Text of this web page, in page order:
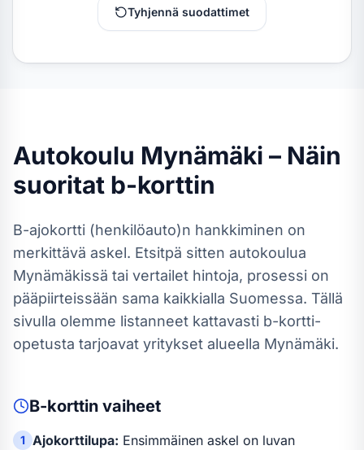
Tyhjennä suodattimet
Autokoulu Mynämäki – Näin
suoritat b-korttin
B-ajokortti (henkilöauto)n hankkiminen on
merkittävä askel. Etsitpä sitten autokoulua
Mynämäkissä tai vertailet hintoja, prosessi on
pääpiirteissään sama kaikkialla Suomessa. Tällä
sivulla olemme listanneet kattavasti b-kortti-
opetusta tarjoavat yritykset alueella Mynämäki.
B-korttin vaiheet
1 Ajokorttilupa: Ensimmäinen askel on luvan